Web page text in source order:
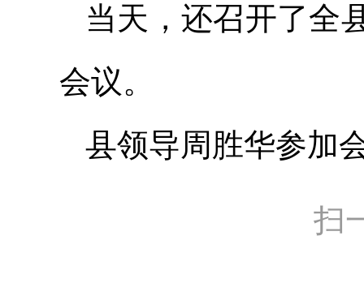
当天，还召开了全
会议。
县领导周胜华参加
扫